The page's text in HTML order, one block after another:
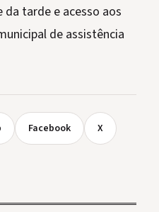
da tarde e acesso aos
de assistência
Facebook X